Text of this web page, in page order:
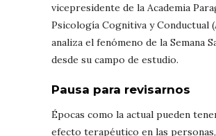
vicepresidente de la Academia
Psicología Cognitiva y Conductual
analiza el fenómeno de la Semana
desde su campo de estudio.
Pausa para revisarnos
Épocas como la actual pueden
efecto terapéutico en las